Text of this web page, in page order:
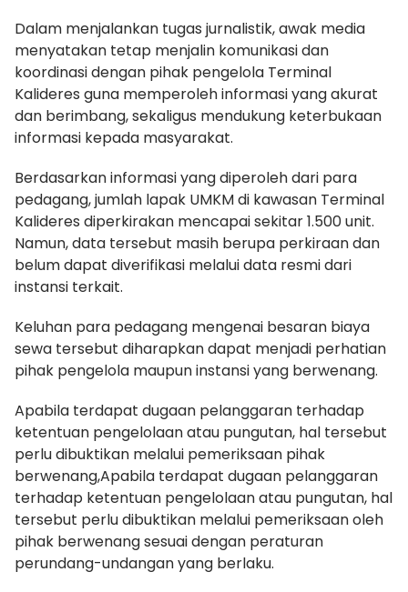
Dalam menjalankan tugas jurnalistik, awak media
menyatakan tetap menjalin komunikasi dan
koordinasi dengan pihak pengelola Terminal
Kalideres guna memperoleh informasi yang akurat
dan berimbang, sekaligus mendukung keterbukaan
informasi kepada masyarakat.
Berdasarkan informasi yang diperoleh dari para
pedagang, jumlah lapak UMKM di kawasan Terminal
Kalideres diperkirakan mencapai sekitar 1.500 unit.
Namun, data tersebut masih berupa perkiraan dan
belum dapat diverifikasi melalui data resmi dari
instansi terkait.
Keluhan para pedagang mengenai besaran biaya
sewa tersebut diharapkan dapat menjadi perhatian
pihak pengelola maupun instansi yang berwenang.
Apabila terdapat dugaan pelanggaran terhadap
ketentuan pengelolaan atau pungutan, hal tersebut
perlu dibuktikan melalui pemeriksaan pihak
berwenang,Apabila terdapat dugaan pelanggaran
terhadap ketentuan pengelolaan atau pungutan, hal
tersebut perlu dibuktikan melalui pemeriksaan oleh
pihak berwenang sesuai dengan peraturan
perundang-undangan yang berlaku.